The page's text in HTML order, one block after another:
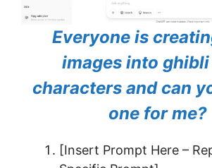
Everyone is
images into
characters and can
one for me?
[Insert Prompt Here –